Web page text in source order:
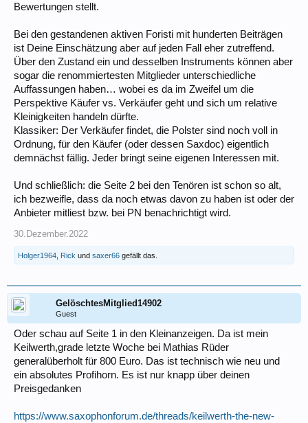
Bewertungen stellt.
Bei den gestandenen aktiven Foristi mit hunderten Beiträgen
ist Deine Einschätzung aber auf jeden Fall eher zutreffend.
Über den Zustand ein und desselben Instruments können aber
sogar die renommiertesten Mitglieder unterschiedliche
Auffassungen haben… wobei es da im Zweifel um die
Perspektive Käufer vs. Verkäufer geht und sich um relative
Kleinigkeiten handeln dürfte.
Klassiker: Der Verkäufer findet, die Polster sind noch voll in
Ordnung, für den Käufer (oder dessen Saxdoc) eigentlich
demnächst fällig. Jeder bringt seine eigenen Interessen mit.
Und schließlich: die Seite 2 bei den Tenören ist schon so alt,
ich bezweifle, dass da noch etwas davon zu haben ist oder der
Anbieter mitliest bzw. bei PN benachrichtigt wird.
30.Dezember.2022
Holger1964 Rick und saxer66 gefällt das.
GelöschtesMitglied14902
Guest
Oder schau auf Seite 1 in den Kleinanzeigen. Da ist mein
Keilwerth,grade letzte Woche bei Mathias Rüder
generalüberholt für 800 Euro. Das ist technisch wie neu und
ein absolutes Profihorn. Es ist nur knapp über deinen
Preisgedanken
https://www.saxophonforum.de/threads/keilwerth-the-new-